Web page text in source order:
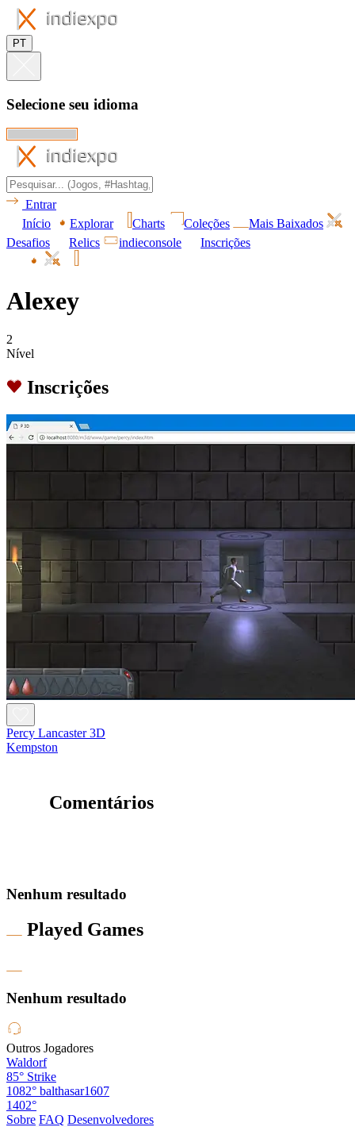
PT
Selecione seu idioma
Entrar
Início
Explorar Charts Coleções
Mais Baixados
Desafios
Relics indieconsole Inscrições
Alexey
2
Nível
Inscrições
Percy Lancaster 3D
Kempston
Comentários
Nenhum resultado
Played Games
Nenhum resultado
Outros Jogadores
Waldorf
85° Strike
1082° balthasar1607
1402°
Sobre FAQ Desenvolvedores